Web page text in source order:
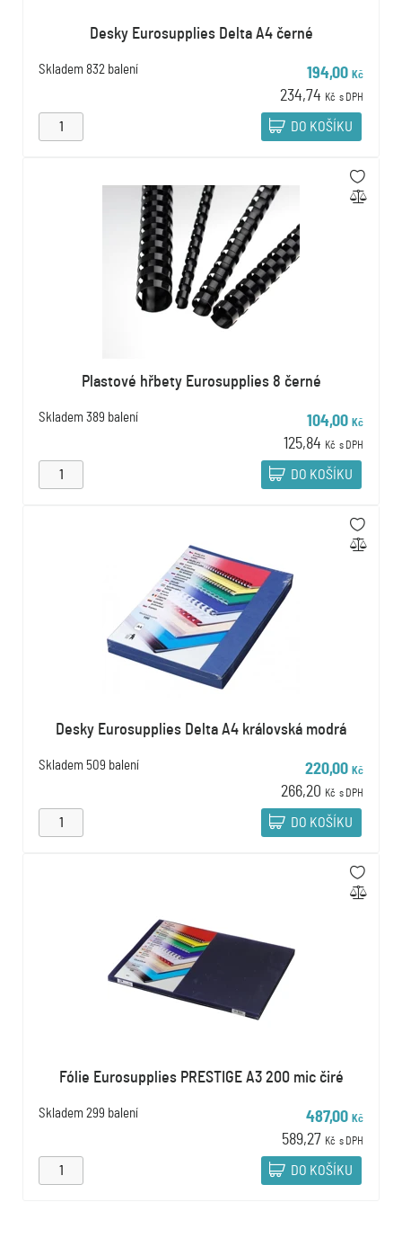
Desky Eurosupplies Delta A4 černé
Skladem 832 balení 194,00 Kč
234,74 Kč s DPH
DO KOŠÍKU
Plastové hřbety Eurosupplies 8 černé
Skladem 389 balení 104,00 Kč
125,84 Kč s DPH
DO KOŠÍKU
Desky Eurosupplies Delta A4 královská modrá
Skladem 509 balení 220,00 Kč
266,20 Kč s DPH
DO KOŠÍKU
Fólie Eurosupplies PRESTIGE A3 200 mic čiré
Skladem 299 balení 487,00 Kč
589,27 Kč s DPH
DO KOŠÍKU